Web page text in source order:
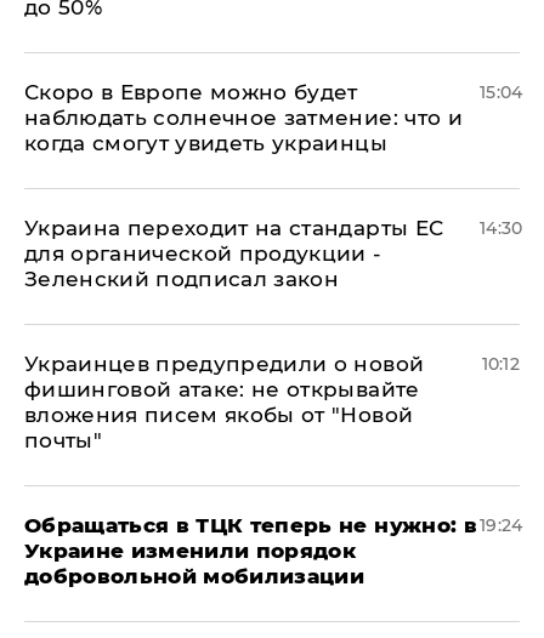
до 50%
Скоро в Европе можно будет
наблюдать солнечное затмение: что и
когда смогут увидеть украинцы
15:04
Украина переходит на стандарты ЕС
для органической продукции -
Зеленский подписал закон
14:30
Украинцев предупредили о новой
фишинговой атаке: не открывайте
вложения писем якобы от "Новой
почты"
10:12
Обращаться в ТЦК теперь не нужно: в
Украине изменили порядок
добровольной мобилизации
19:24